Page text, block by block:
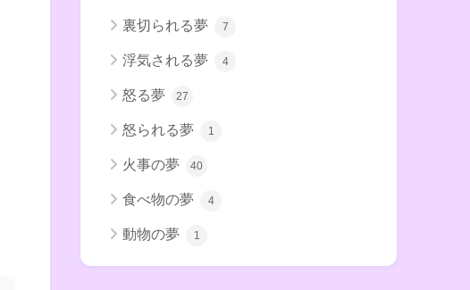
裏切られる夢 7
浮気される夢 4
怒る夢 27
怒られる夢 1
火事の夢 40
食べ物の夢 4
動物の夢 1